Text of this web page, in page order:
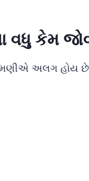
વધુ કેમ
અલગ હોય